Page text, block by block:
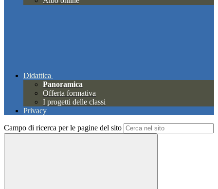
Didattica
Panoramica
Offerta formativa
I progetti delle classi
Privacy
Campo di ricerca per le pagine del sito